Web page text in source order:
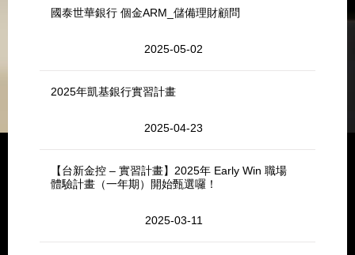
國泰世華銀行 個金ARM_儲備理財顧問
2025-05-02
2025年凱基銀行實習計畫
2025-04-23
【台新金控 – 實習計畫】2025年 Early Win 職場
體驗計畫（一年期）開始甄選囉！
2025-03-11